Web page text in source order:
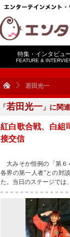
特集・インタビュ
FEATURE &
若田光一
「若田光一 」に関
紅白歌合戦、白組
接交信
大みそか恒例の「第６
各界の第一人者”との対
た。当日のステージでは